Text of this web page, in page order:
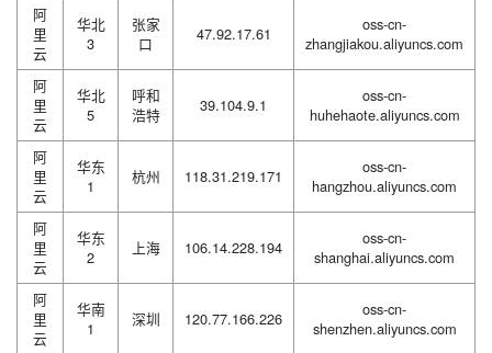
阿
里
云
华北
3
张家
口
47.92.17.61
oss-cn-
zhangjiakou.aliyuncs.com
阿
里
云
华北
5
呼和
浩特
39.104.9.1
oss-cn-
huhehaote.aliyuncs.com
阿
里
云
华东
1
杭州 118.31.219.171
oss-cn-
hangzhou.aliyuncs.com
阿
里
云
华东
2
上海 106.14.228.194
oss-cn-
shanghai.aliyuncs.com
阿
里
云
华南
1
深圳 120.77.166.226
oss-cn-
shenzhen.aliyuncs.com